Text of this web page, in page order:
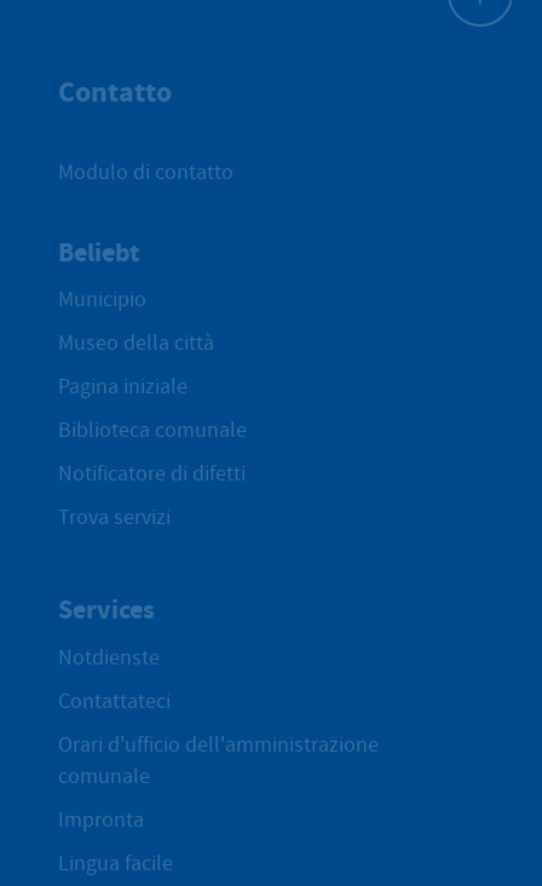
Contatto
Modulo di contatto
Beliebt
Municipio
Museo della città
Pagina iniziale
Biblioteca comunale
Notificatore di difetti
Trova servizi
Services
Notdienste
Contattateci
Orari d'ufficio dell'amministrazione
comunale
Impronta
Lingua facile